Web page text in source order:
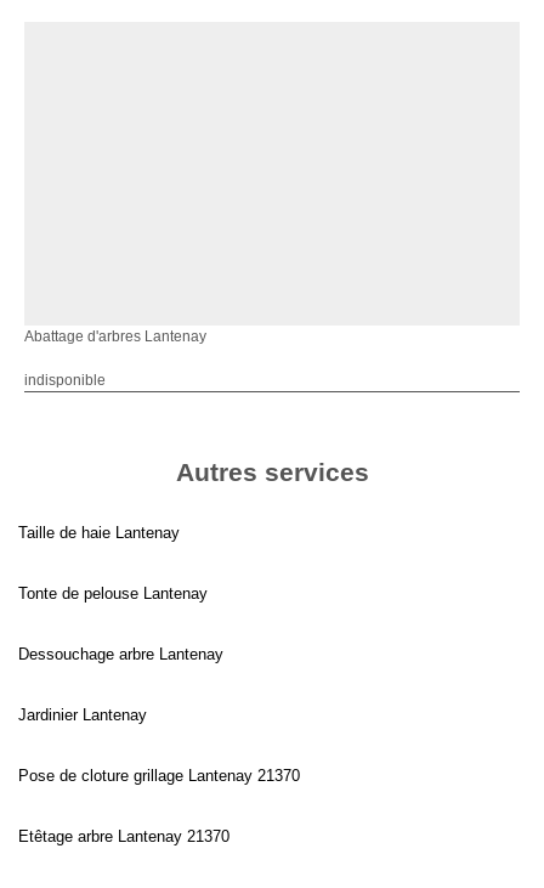
Abattage d'arbres Lantenay
indisponible
Autres services
Taille de haie Lantenay
Tonte de pelouse Lantenay
Dessouchage arbre Lantenay
Jardinier Lantenay
Pose de cloture grillage Lantenay 21370
Etêtage arbre Lantenay 21370